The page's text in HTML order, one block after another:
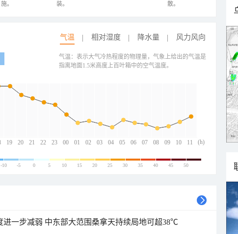
施。
装。
散。
气温 相对湿度 降水量 风力风向
19 20 21 22 23 00 01 02 03 04 05 06 07 08 09 10 11
(h)
气温：表示大气冷热程度的物理量，气象上给出的气温是
指离地面1.5米高度上百叶箱中的空气温度。
-10 -5 0 5 10 15 20 25 30 35 40 45 50
进一步减弱 中东部大范围桑拿天持续局地可超38℃